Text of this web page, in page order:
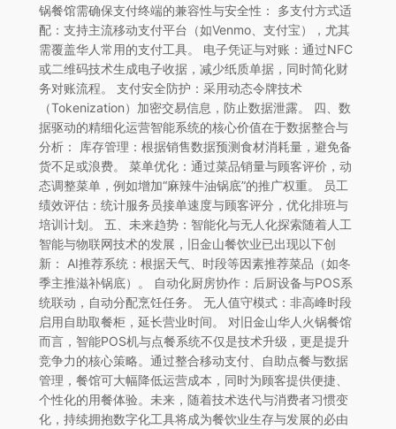
锅餐馆需确保支付终端的兼容性与安全性： 多支付方式适
配：支持主流移动支付平台（如Venmo、支付宝），尤其
需覆盖华人常用的支付工具。 电子凭证与对账：通过NFC
或二维码技术生成电子收据，减少纸质单据，同时简化财
务对账流程。 支付安全防护：采用动态令牌技术
（Tokenization）加密交易信息，防止数据泄露。 四、数
据驱动的精细化运营智能系统的核心价值在于数据整合与
分析： 库存管理：根据销售数据预测食材消耗量，避免备
货不足或浪费。 菜单优化：通过菜品销量与顾客评价，动
态调整菜单，例如增加“麻辣牛油锅底”的推广权重。 员工
绩效评估：统计服务员接单速度与顾客评分，优化排班与
培训计划。 五、未来趋势：智能化与无人化探索随着人工
智能与物联网技术的发展，旧金山餐饮业已出现以下创
新： AI推荐系统：根据天气、时段等因素推荐菜品（如冬
季主推滋补锅底）。 自动化厨房协作：后厨设备与POS系
统联动，自动分配烹饪任务。 无人值守模式：非高峰时段
启用自助取餐柜，延长营业时间。 对旧金山华人火锅餐馆
而言，智能POS机与点餐系统不仅是技术升级，更是提升
竞争力的核心策略。通过整合移动支付、自助点餐与数据
管理，餐馆可大幅降低运营成本，同时为顾客提供便捷、
个性化的用餐体验。未来，随着技术迭代与消费者习惯变
化，持续拥抱数字化工具将成为餐饮业生存与发展的必由